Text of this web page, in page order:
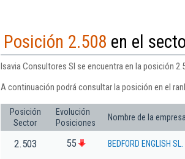
Posición 2.508 en el
Isavia Consultores Sl se encuentra en la posición
A continuación podrá consultar la posición en el
Posición
Sector
Evolución
Posiciones
Nombre de la empresa
2.503 55 BEDFORD ENGLISH SL.